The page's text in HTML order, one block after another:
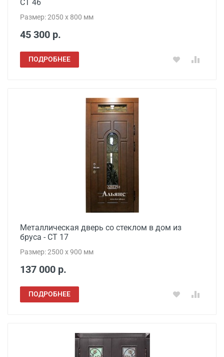
СТ 46
Размер: 2050 x 800 мм
45 300 р.
ПОДРОБНЕЕ
Металлическая дверь со стеклом в дом из
бруса - СТ 17
Размер: 2500 х 900 мм
137 000 р.
ПОДРОБНЕЕ